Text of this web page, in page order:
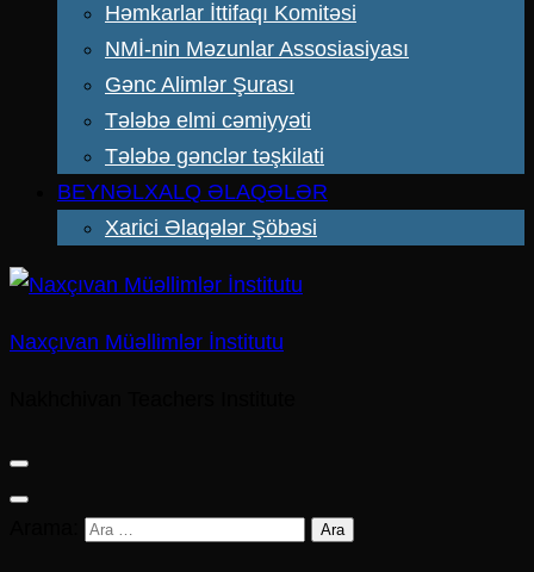
Həmkarlar İttifaqı Komitəsi
NMİ-nin Məzunlar Assosiasiyası
Gənc Alimlər Şurası
Tələbə elmi cəmiyyəti
Tələbə gənclər təşkilati
BEYNƏLXALQ ƏLAQƏLƏR
Xarici Əlaqələr Şöbəsi
Naxçıvan Müəllimlər İnstitutu